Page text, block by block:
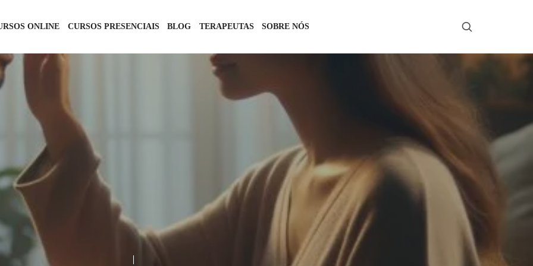
ONLINE CURSOS PRESENCIAIS BLOG TERAPEUTAS SOBRE NÓS
MASSAGEM TÂNTRICA
31 DE OUTUBRO DE 2024 1 COMMENT